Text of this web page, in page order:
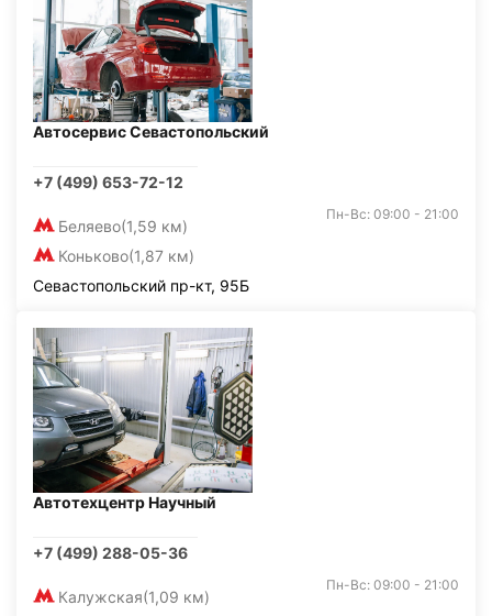
Автосервис Севастопольский
+7 (499) 653-72-12
Беляево(1,59 км)
Коньково(1,87 км)
Пн-Вс: 09:00 - 21:00
Севастопольский пр-кт, 95Б
Автотехцентр Научный
+7 (499) 288-05-36
Калужская(1,09 км)
Пн-Вс: 09:00 - 21:00